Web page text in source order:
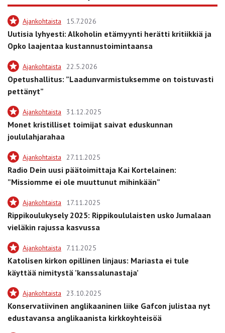
Ajankohtaista 15.7.2026
Uutisia lyhyesti: Alkoholin etämyynti herätti kritiikkiä ja
Opko laajentaa kustannustoimintaansa
Ajankohtaista 22.5.2026
Opetushallitus: ”Laadunvarmistuksemme on toistuvasti
pettänyt”
Ajankohtaista 31.12.2025
Monet kristilliset toimijat saivat eduskunnan
joululahjarahaa
Ajankohtaista 27.11.2025
Radio Dein uusi päätoimittaja Kai Kortelainen:
”Missiomme ei ole muuttunut mihinkään”
Ajankohtaista 17.11.2025
Rippikoulukysely 2025: Rippikoululaisten usko Jumalaan
vieläkin rajussa kasvussa
Ajankohtaista 7.11.2025
Katolisen kirkon opillinen linjaus: Mariasta ei tule
käyttää nimitystä ’kanssalunastaja’
Ajankohtaista 23.10.2025
Konservatiivinen anglikaaninen liike Gafcon julistaa nyt
edustavansa anglikaanista kirkkoyhteisöä